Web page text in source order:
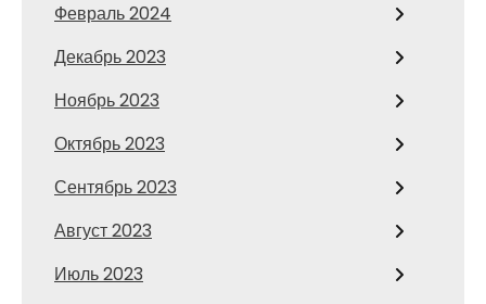
Февраль 2024
Декабрь 2023
Ноябрь 2023
Октябрь 2023
Сентябрь 2023
Август 2023
Июль 2023